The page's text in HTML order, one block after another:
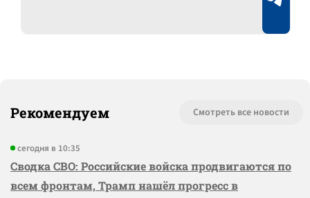
Рекомендуем Смотреть все новости
сегодня в 10:35
Сводка СВО: Российские войска продвигаются по
всем фронтам, Трамп нашёл прогресс в